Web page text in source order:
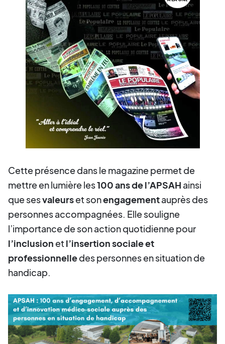
Cette présence dans le magazine permet de
mettre en lumière les100 ans de l’APSAH ainsi
que sesvaleurset sonengagementauprès des
personnes accompagnées. Elle souligne
l’importance de son action quotidienne pour
l’inclusion etl’insertion sociale et
professionnelledes personnes en situation de
handicap.